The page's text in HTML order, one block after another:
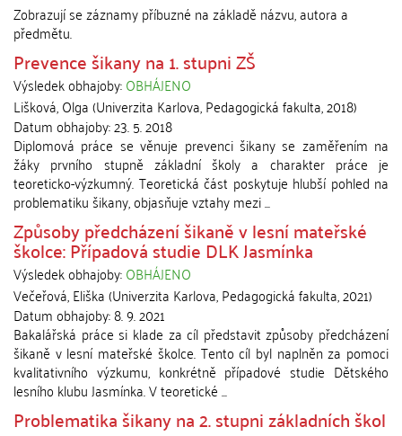
Zobrazují se záznamy příbuzné na základě názvu, autora a
předmětu.
Prevence šikany na 1. stupni ZŠ
Výsledek obhajoby:OBHÁJENO
Lišková, Olga(Univerzita Karlova, Pedagogická fakulta,2018)
Datum obhajoby:23. 5. 2018
Diplomová práce se věnuje prevenci šikany se zaměřením na
žáky prvního stupně základní školy a charakter práce je
teoreticko-výzkumný. Teoretická část poskytuje hlubší pohled na
problematiku šikany, objasňuje vztahy mezi ...
Způsoby předcházení šikaně v lesní mateřské
školce: Případová studie DLK Jasmínka
Výsledek obhajoby:OBHÁJENO
Večeřová, Eliška(Univerzita Karlova, Pedagogická fakulta,2021)
Datum obhajoby:8. 9. 2021
Bakalářská práce si klade za cíl představit způsoby předcházení
šikaně v lesní mateřské školce. Tento cíl byl naplněn za pomoci
kvalitativního výzkumu, konkrétně případové studie Dětského
lesního klubu Jasmínka. V teoretické ...
Problematika šikany na 2. stupni základních škol